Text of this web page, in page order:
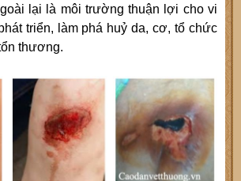
lại là môi trường thuận lợi cho vi
triển, làm phá huỷ da, cơ, tổ chức
thương.